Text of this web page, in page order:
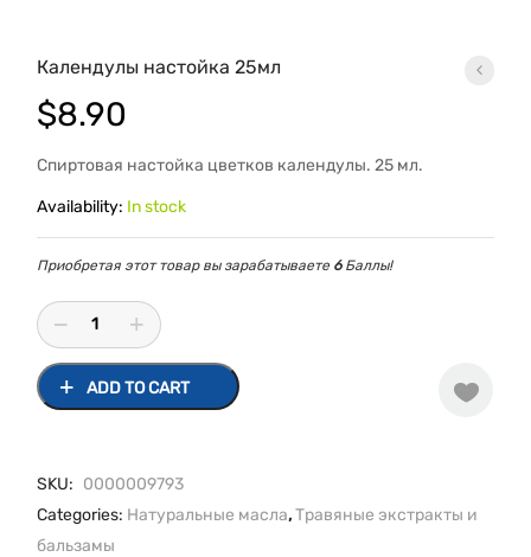
Календулы настойка 25мл
$8.90
Спиртовая настойка цветков календулы. 25 мл.
Availability: In stock
Приобретая этот товар вы зарабатываете 6Баллы!
ADD TO CART
SKU: 0000009793
Categories: Натуральные масла,Травяные экстракты и
бальзамы